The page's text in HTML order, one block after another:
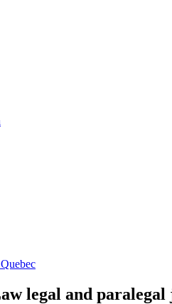
legal and paralegal